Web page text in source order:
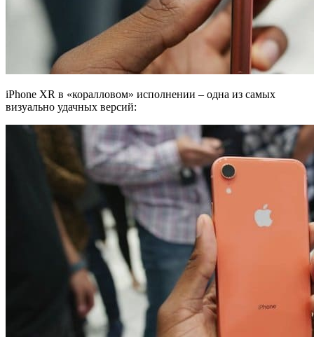
iPhone XR в «коралловом» исполнении – одна из самых
визуально удачных версий: